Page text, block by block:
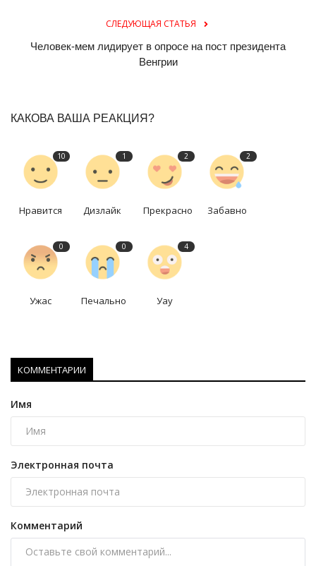
СЛЕДУЮЩАЯ СТАТЬЯ
Человек-мем лидирует в опросе на пост президента
Венгрии
КАКОВА ВАША РЕАКЦИЯ?
10
Нравится
1
Дизлайк
2
Прекрасно
2
Забавно
0
Ужас
0
Печально
4
Уау
КОММЕНТАРИИ
Имя
Электронная почта
Комментарий